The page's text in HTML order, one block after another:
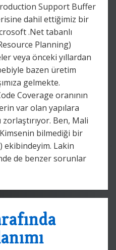
Support Buffer
dahil ettiğimiz bir
.Net tabanlı
Planning)
veya önceki yıllardan
bazen üretim
gelmekte.
Coverage oranının
var olan yapılara
Ben, Mali
bilmediği bir
ekibindeyim. Lakin
de benzer sorunlar